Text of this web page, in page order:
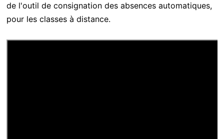
de l'outil de consignation des absences automatiques,
pour les classes à distance.